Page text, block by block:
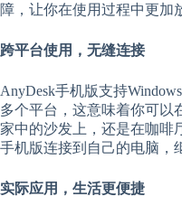
障，让你在使用过程中更加
跨平台使用，无缝连接
AnyDesk手机版支持
多个平台，这意味着你可以
家中的沙发上，还是在咖啡
手机版连接到自己的电脑，
实际应用，生活更便捷